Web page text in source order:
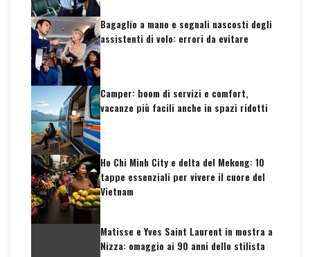
Bagaglio a mano e segnali nascosti degli
assistenti di volo: errori da evitare
Camper: boom di servizi e comfort,
vacanze più facili anche in spazi ridotti
Ho Chi Minh City e delta del Mekong: 10
tappe essenziali per vivere il cuore del
Vietnam
Matisse e Yves Saint Laurent in mostra a
Nizza: omaggio ai 90 anni dello stilista